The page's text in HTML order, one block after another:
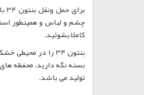
کاملاً بشوئید.
تولید می باشد.